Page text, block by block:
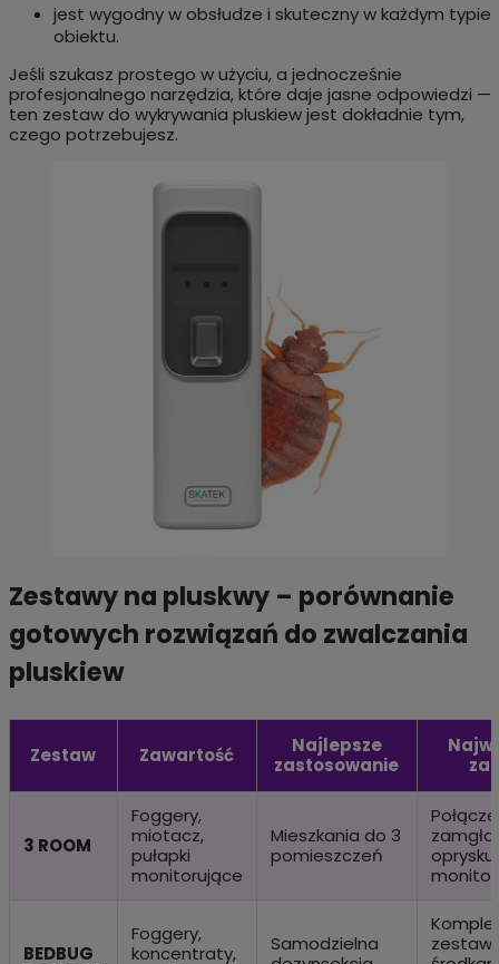
jest wygodny w obsłudze i skuteczny w każdym typie
obiektu.
Jeśli szukasz prostego w użyciu, a jednocześnie
profesjonalnego narzędzia, które daje jasne odpowiedzi —
ten zestaw do wykrywania pluskiew jest dokładnie tym,
czego potrzebujesz.
Zestawy na pluskwy – porównanie
gotowych rozwiązań do zwalczania
pluskiew
Zestaw Zawartość
Najlepsze
zastosowanie
3 ROOM
Foggery,
miotacz,
pułapki
monitorujące
Mieszkania do 3
pomieszczeń
oprysku
BEDBUG
Foggery,
koncentraty,
Samodzielna
zestaw